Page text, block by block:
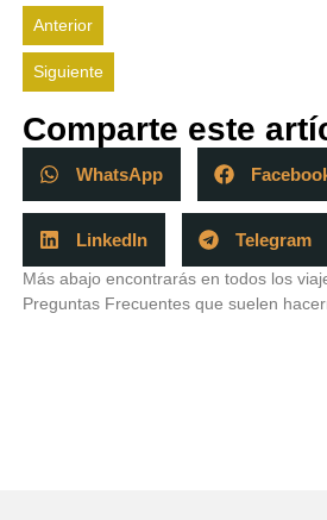
Anterior
Siguiente
Comparte este
WhatsApp
LinkedIn Telegram
Más abajo encontrarás en todos los
Preguntas Frecuentes que suelen